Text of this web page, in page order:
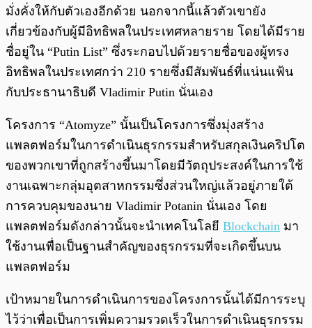
มั่งคั่งให้กับตัวเองอีกด้วย นอกจากนี้แล้วตัวเขายัง
เกี่ยวข้องกับผู้มีอิทธิพลในประเทศหลายราย โดยได้มีราย
ชื่อยู่ใน “Putin List” ซึ่งระกอบไปด้วยรายชื่อของผู้ทรง
อิทธิพลในประเทศกว่า 210 รายซึ่งมีสัมพันธ์ที่แน่นแฟ้น
กับประธานาธิบดี Vladimir Putin นั่นเอง
โครงการ “Atomyze” นั้นเป็นโครงการซึ่งมุ่งสร้าง
แพลตฟอร์มในการดำเนินธุรกรรมสำหรับสกุลเงินคริปโต
ของพวกเขาที่ถูกสร้างขึ้นมาโดยมีวัตถุประสงค์ในการใช้
งานเฉพาะกลุ่มอุตสาหกรรมซึ่งส่วนใหญ่แล้วอยู่ภายใต้
การควบคุมของนาย Vladimir Potanin นั่นเอง โดย
แพลตฟอร์มดังกล่าวนั้นจะนำเทคโนโลยี Blockchain มา
ใช้งานเพื่อเป็นฐานสำคัญของธุรกรรมที่จะเกิดขึ้นบน
แพลตฟอร์ม
เป้าหมายในการดำเนินการของโครงการนั้นได้มีการระบุ
ไว้ว่าเพื่อเป็นการเพิ่มความรวดเร็วในการดำเนินธุรกรรม